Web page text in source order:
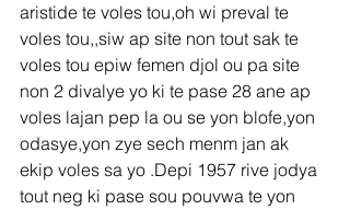
aristide te voles tou,oh wi preval te
voles tou,,siw ap site non tout sak te
voles tou epiw femen djol ou pa site
non 2 divalye yo ki te pase 28 ane ap
voles lajan pep la ou se yon blofe,yon
odasye,yon zye sech menm jan ak
ekip voles sa yo .Depi 1957 rive jodya
tout neg ki pase sou pouvwa te yon